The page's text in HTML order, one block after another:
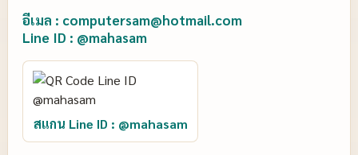
อีเมล : computersam@hotmail.com
Line ID : @mahasam
สแกน Line ID : @mahasam